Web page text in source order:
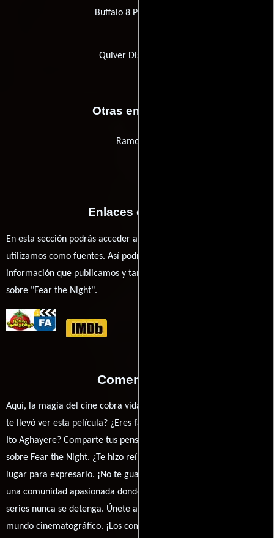
Buffalo 8 Productions
Quiver Distribution
Otras empresas
Ramo Law
Enlaces externos
En esta sección podrás acceder a los recursos externos que
utilizamos como fuentes. Así podrás chequear toda la
información que publicamos y también ampliar tu conocimiento
sobre "Fear the Night".
Comentarios
Aquí, la magia del cine cobra vida a través de tus opiniones. ¿Qué
te llevó ver esta película? ¿Eres fan de Neil LaBute, Maggie Q o
Ito Aghayere? Comparte tus pensamientos, emociones y críticas
sobre Fear the Night. ¿Te hizo reír, llorar o reflexionar? Este es el
lugar para expresarlo. ¡No te guardes nada! Queremos construir
una comunidad apasionada donde la conversación sobre cine y
series nunca se detenga. Únete a la charla y déjanos conocer tu
mundo cinematográfico. ¡Los comentarios son la pantalla donde